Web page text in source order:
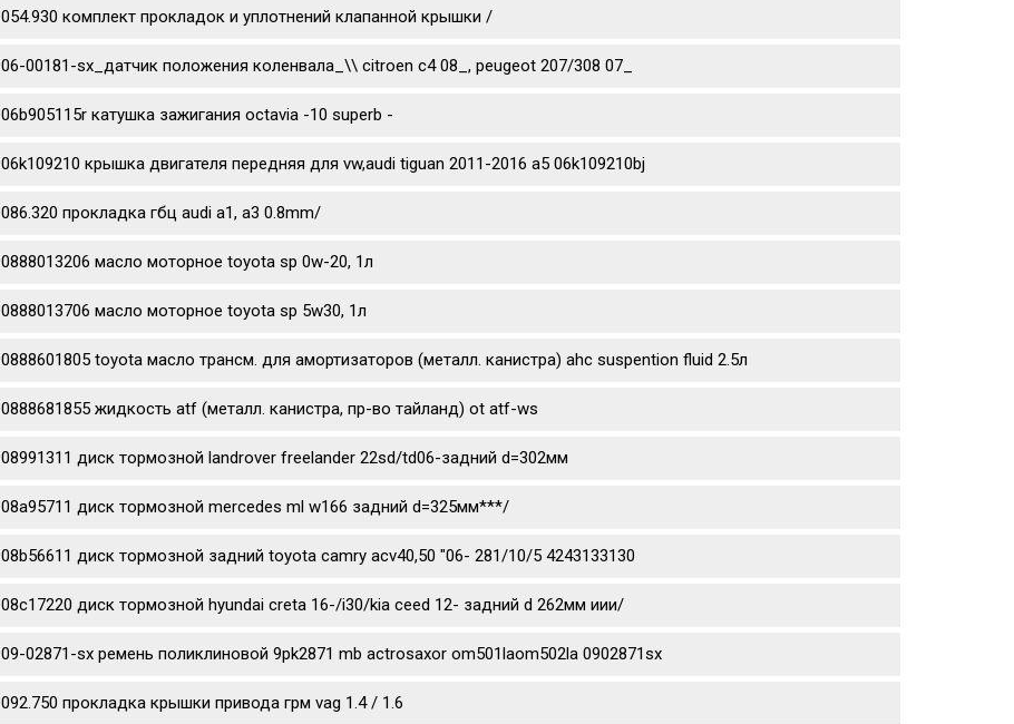
054.930 комплект прокладок и уплотнений клапанной крышки /
06-00181-sx_датчик положения коленвала_\\ citroen c4 08_, peugeot 207/308 07_
06b905115r катушка зажигания octavia -10 superb -
06k109210 крышка двигателя передняя для vw,audi tiguan 2011-2016 a5 06k109210bj
086.320 прокладка гбц audi a1, a3 0.8mm/
0888013206 масло моторное toyota sp 0w-20, 1л
0888013706 масло моторное toyota sp 5w30, 1л
0888601805 toyota масло трансм. для амортизаторов (металл. канистра) ahc suspention fluid 2.5л
0888681855 жидкость atf (металл. канистра, пр-во тайланд) ot atf-ws
08991311 диск тормозной landrover freelander 22sd/td06-задний d=302мм
08a95711 диск тормозной mercedes ml w166 задний d=325мм***/
08b56611 диск тормозной задний toyota camry acv40,50 "06- 281/10/5 4243133130
08c17220 диск тормозной hyundai creta 16-/i30/kia ceed 12- задний d 262мм иии/
09-02871-sx ремень поликлиновой 9pk2871 mb actrosaxor om501laom502la 0902871sx
092.750 прокладка крышки привода грм vag 1.4 / 1.6